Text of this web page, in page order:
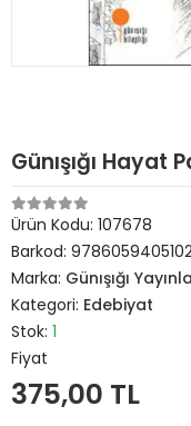
Günışığı Hayat
Ürün Kodu: 107678
Barkod:
Marka: Günışığı
Kategori: Edebiyat
Stok: 1
Fiyat
375,00 TL